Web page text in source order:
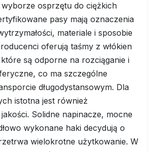
osprzętu do ciężkich
pasy mają oznaczenia
materiale i sposobie
oferują taśmy z włókien
są odporne na rozciąganie i
co ma szczególne
długodystansowym. Dla
istotna jest również
Solidne napinacze, mocne
wykonane haki decydują o
wielokrotne użytkowanie. W